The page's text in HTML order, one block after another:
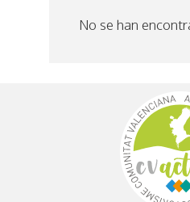
No se han